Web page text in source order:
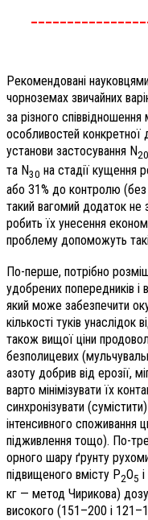
Рекомендовані
чорноземах звичайних
за різного
особливостей конкретної
установи застосування N20
та N30 на стадії кущення
або 31% до контролю (без
такий вагомий додаток не
робить їх унесення
проблему допоможуть
По-перше, потрібно
удобрених попередників і
який може забезпечити
кількості туків
також вищої ціни
безполицевих
азоту добрив від ерозії,
варто мінімізувати їх
синхронізувати
інтенсивного споживання
підживлення тощо). По-
орного шару ґрунту
підвищеного вмісту P2O5
кг — метод Чирикова)
високого (151–200 і